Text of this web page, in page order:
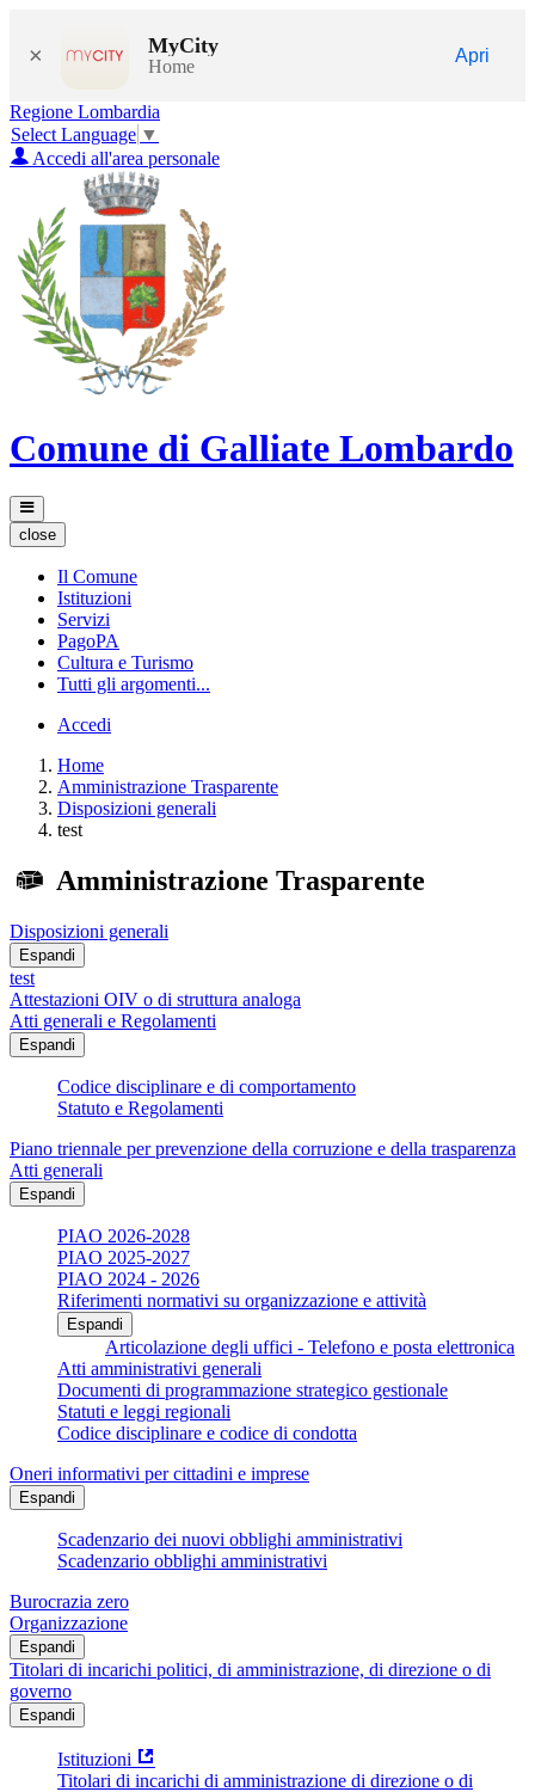
× MyCity
Home
Apri
Regione Lombardia
Select Language ▼
Accedi all'area personale
Comune di Galliate Lombardo
close
Il Comune
Istituzioni
Servizi
PagoPA
Cultura e Turismo
Tutti gli argomenti...
Accedi
Home
Amministrazione Trasparente
Disposizioni generali
test
Amministrazione Trasparente
Disposizioni generali
Espandi
test
Attestazioni OIV o di struttura analoga
Atti generali e Regolamenti
Espandi
Codice disciplinare e di comportamento
Statuto e Regolamenti
Piano triennale per prevenzione della corruzione e della trasparenza
Atti generali
Espandi
PIAO 2026-2028
PIAO 2025-2027
PIAO 2024 - 2026
Riferimenti normativi su organizzazione e attività
Espandi
Articolazione degli uffici - Telefono e posta elettronica
Atti amministrativi generali
Documenti di programmazione strategico gestionale
Statuti e leggi regionali
Codice disciplinare e codice di condotta
Oneri informativi per cittadini e imprese
Espandi
Scadenzario dei nuovi obblighi amministrativi
Scadenzario obblighi amministrativi
Burocrazia zero
Organizzazione
Espandi
Titolari di incarichi politici, di amministrazione, di direzione o di
governo
Espandi
Istituzioni
Titolari di incarichi di amministrazione di direzione o di